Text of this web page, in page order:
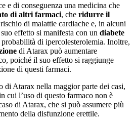
e di conseguenza una medicina che
di altri farmaci, che ridurre il
di malattie cardiache e, in alcuni
effetto si manifesta con un diabete
probabilità di ipercolesterolemia. Inoltre,
di Atarax può aumentare
poiché il suo effetto si raggiunge
di questi farmaci.
di Atarax nella maggior parte dei casi,
cui l’uso di questo farmaco non è
di Atarax, che si può assumere più
della disfunzione erettile.